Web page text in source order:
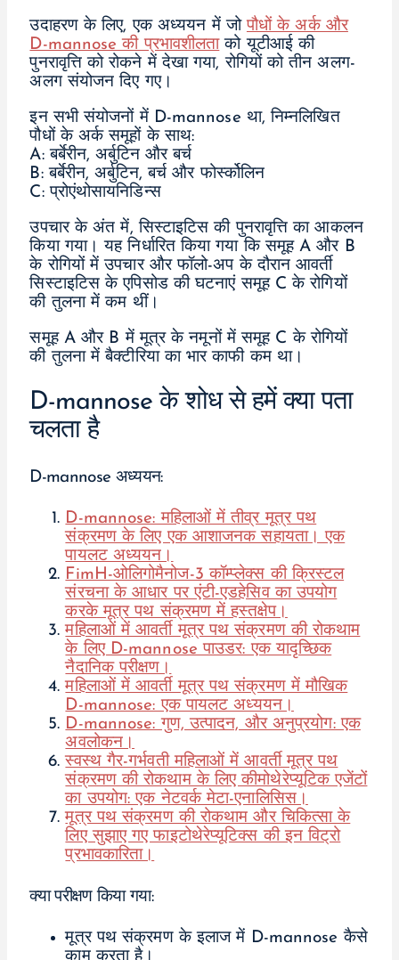
उदाहरण के लिए, एक अध्ययन में जोपौधों के अर्क और
D-mannose की प्रभावशीलताको यूटीआई की
पुनरावृत्ति को रोकने में देखा गया, रोगियों को तीन अलग-
अलग संयोजन दिए गए।
इन सभी संयोजनों में D-mannose था, निम्नलिखित
पौधों के अर्क समूहों के साथ:
A: बर्बेरीन, अर्बुटिन और बर्च
B: बर्बेरीन, अर्बुटिन, बर्च और फोर्स्कोलिन
C: प्रोएंथोसायनिडिन्स
उपचार के अंत में, सिस्टाइटिस की पुनरावृत्ति का आकलन
किया गया। यह निर्धारित किया गया कि समूह A और B
के रोगियों में उपचार और फॉलो-अप के दौरान आवर्ती
सिस्टाइटिस के एपिसोड की घटनाएं समूह C के रोगियों
की तुलना में कम थीं।
समूह A और B में मूत्र के नमूनों में समूह C के रोगियों
की तुलना में बैक्टीरिया का भार काफी कम था।
D-mannose के शोध से हमें क्या पता
चलता है
D-mannose अध्ययन:
D-mannose: महिलाओं में तीव्र मूत्र पथ
संक्रमण के लिए एक आशाजनक सहायता। एक
पायलट अध्ययन।
FimH-ओलिगोमैनोज-3 कॉम्प्लेक्स की क्रिस्टल
संरचना के आधार पर एंटी-एडहेसिव का उपयोग
करके मूत्र पथ संक्रमण में हस्तक्षेप।
महिलाओं में आवर्ती मूत्र पथ संक्रमण की रोकथाम
के लिए D-mannose पाउडर: एक यादृच्छिक
नैदानिक परीक्षण।
महिलाओं में आवर्ती मूत्र पथ संक्रमण में मौखिक
D-mannose: एक पायलट अध्ययन।
D-mannose: गुण, उत्पादन, और अनुप्रयोग: एक
अवलोकन।
स्वस्थ गैर-गर्भवती महिलाओं में आवर्ती मूत्र पथ
संक्रमण की रोकथाम के लिए कीमोथेरेप्यूटिक एजेंटों
का उपयोग: एक नेटवर्क मेटा-एनालिसिस।
मूत्र पथ संक्रमण की रोकथाम और चिकित्सा के
लिए सुझाए गए फाइटोथेरेप्यूटिक्स की इन विट्रो
प्रभावकारिता।
क्या परीक्षण किया गया:
मूत्र पथ संक्रमण के इलाज में D-mannose कैसे